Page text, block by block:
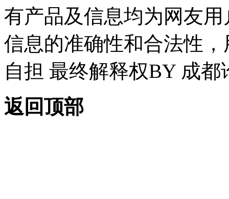
有产品及信息均为网友
信息的准确性和合法性
自担 最终解释权BY 成都
返回顶部